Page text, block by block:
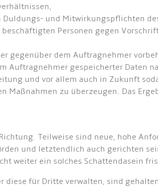
und Mitwirkungspflichten
Personen gegen
gegenüber dem Auftragnehmer
Auftragnehmer gespeicherter Daten
und vor allem auch in Zukunft
zu überzeugen. Das
Teilweise sind neue, hohe
und letztendlich auch gerichten
weiter ein solches Schattendasein
für Dritte verwalten, sind